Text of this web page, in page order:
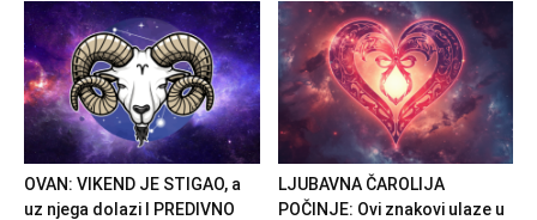
OVAN: VIKEND JE STIGAO, a
uz njega dolazi I PREDIVNO
LJUBAVNA ČAROLIJA
POČINJE: Ovi znakovi ulaze u